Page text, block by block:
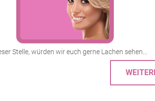
Stelle, würden wir euch gerne Lachen sehen...